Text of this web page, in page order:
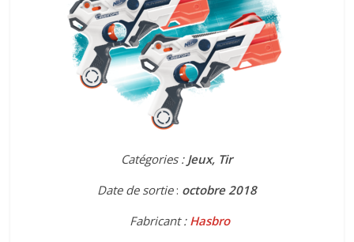
Catégories : Jeux, Tir
Date de sortie: octobre2018
Fabricant : Hasbro